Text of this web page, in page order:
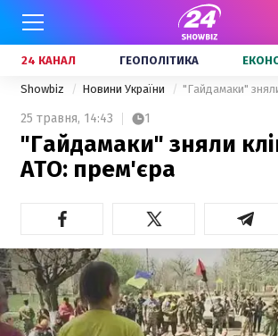
24 КАНАЛ ГЕОПОЛІТИКА
Showbiz Новини України
25 травня, 14:43 1
"Гайдамаки" зняли
АТО: прем'єра